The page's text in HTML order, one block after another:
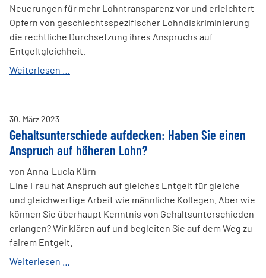
Neuerungen für mehr Lohntransparenz vor und erleichtert
Opfern von geschlechtsspezifischer Lohndiskriminierung
die rechtliche Durchsetzung ihres Anspruchs auf
Entgeltgleichheit.
Weiterlesen …
Lohndiskriminierung
30. März2023
Gehaltsunterschiede aufdecken: Haben Sie einen
Anspruch auf höheren Lohn?
von Anna-Lucia Kürn
Eine Frau hat Anspruch auf gleiches Entgelt für gleiche
und gleichwertige Arbeit wie männliche Kollegen. Aber wie
können Sie überhaupt Kenntnis von Gehaltsunterschieden
erlangen? Wir klären auf und begleiten Sie auf dem Weg zu
fairem Entgelt.
Weiterlesen …